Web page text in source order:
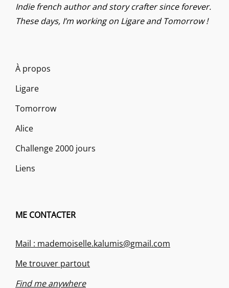
Indie french author and story crafter since forever.
These days, I’m working on Ligare and Tomorrow !
À propos
Ligare
Tomorrow
Alice
Challenge 2000 jours
Liens
ME CONTACTER
Mail : mademoiselle.kalumis@gmail.com
Me trouver partout
Find me anywhere